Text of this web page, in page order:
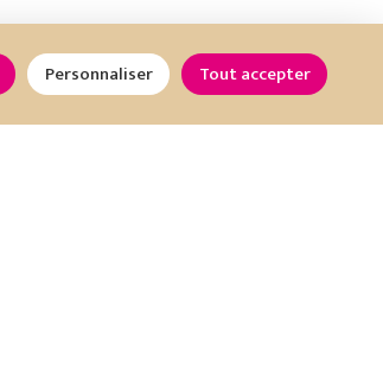
Personnaliser Tout accepter